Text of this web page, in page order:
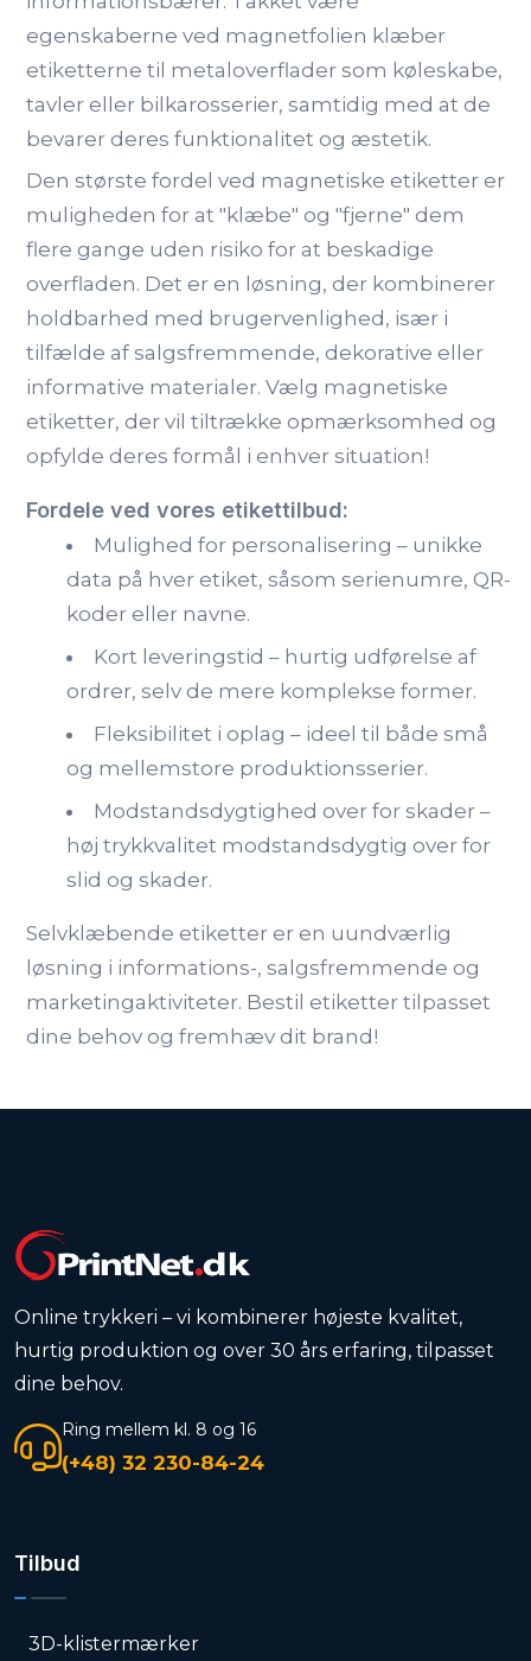
egenskaberne ved magnetfolien klæber
etiketterne til metaloverflader som køleskabe,
tavler eller bilkarosserier, samtidig med at de
bevarer deres funktionalitet og æstetik.
Den største fordel ved magnetiske etiketter er
muligheden for at "klæbe" og "fjerne" dem
flere gange uden risiko for at beskadige
overfladen. Det er en løsning, der kombinerer
holdbarhed med brugervenlighed, især i
tilfælde af salgsfremmende, dekorative eller
informative materialer. Vælg magnetiske
etiketter, der vil tiltrække opmærksomhed og
opfylde deres formål i enhver situation!
Fordele ved vores etikettilbud:
Mulighed for personalisering – unikke
data på hver etiket, såsom serienumre, QR-
koder eller navne.
Kort leveringstid – hurtig udførelse af
ordrer, selv de mere komplekse former.
Fleksibilitet i oplag – ideel til både små
og mellemstore produktionsserier.
Modstandsdygtighed over for skader –
høj trykkvalitet modstandsdygtig over for
slid og skader.
Selvklæbende etiketter er en uundværlig
løsning i informations-, salgsfremmende og
marketingaktiviteter. Bestil etiketter tilpasset
dine behov og fremhæv dit brand!
Online trykkeri – vi kombinerer højeste kvalitet,
hurtig produktion og over 30 års erfaring, tilpasset
dine behov.
Ring mellem kl. 8 og 16
(+48) 32 230-84-24
Tilbud
3D-klistermærker